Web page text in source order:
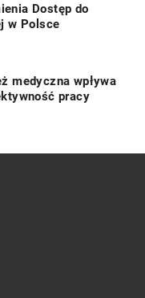
Dostęp do
w Polsce
medyczna wpływa
pracy